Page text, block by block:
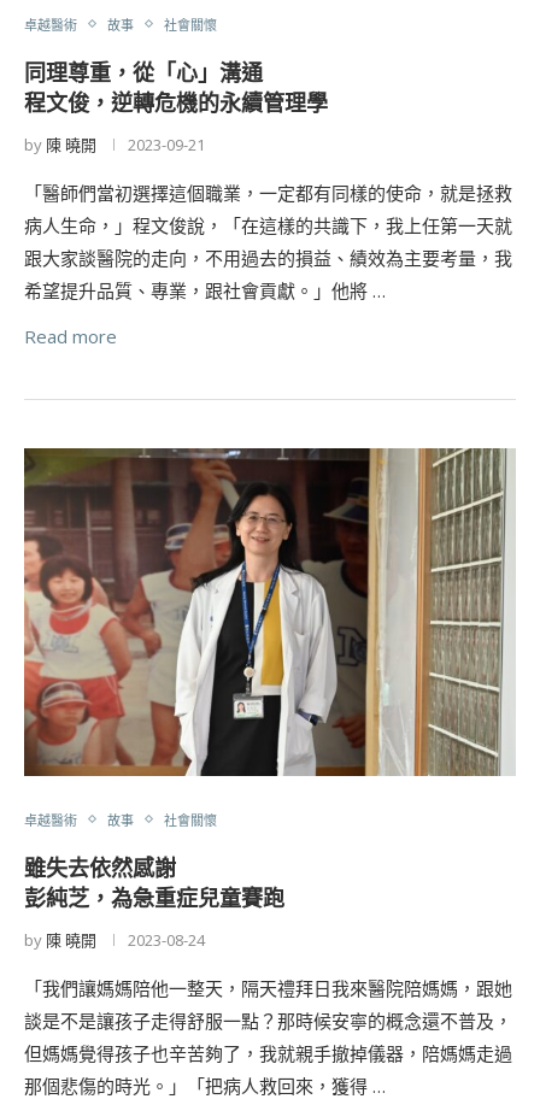
卓越醫術 故事 社會關懷
同理尊重，從「心」溝通
程文俊，逆轉危機的永續管理學
by 陳 曉開 2023-09-21
「醫師們當初選擇這個職業，一定都有同樣的使命，就是拯救
病人生命，」程文俊說，「在這樣的共識下，我上任第一天就
跟大家談醫院的走向，不用過去的損益、績效為主要考量，我
希望提升品質、專業，跟社會貢獻。」他將 …
Read more
卓越醫術 故事 社會關懷
雖失去依然感謝
彭純芝，為急重症兒童賽跑
by 陳 曉開 2023-08-24
「我們讓媽媽陪他一整天，隔天禮拜日我來醫院陪媽媽，跟她
談是不是讓孩子走得舒服一點？那時候安寧的概念還不普及，
但媽媽覺得孩子也辛苦夠了，我就親手撤掉儀器，陪媽媽走過
那個悲傷的時光。」「把病人救回來，獲得 …